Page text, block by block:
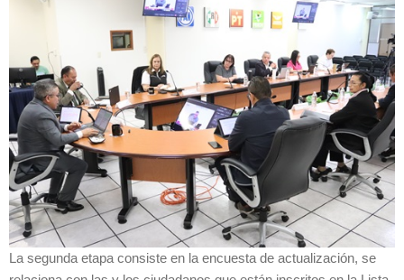
La segunda etapa consiste en la encuesta de actualización, se